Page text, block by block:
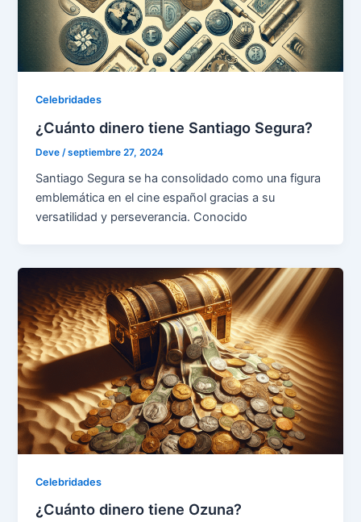
Celebridades
¿Cuánto dinero tiene Santiago Segura?
Deve /septiembre 27, 2024
Santiago Segura se ha consolidado como una figura
emblemática en el cine español gracias a su
versatilidad y perseverancia. Conocido
Celebridades
¿Cuánto dinero tiene Ozuna?